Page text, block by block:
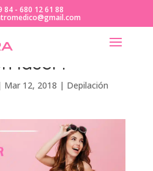
84 - 680 12 61 88
para
láser?
Mar 12, 2018 | Depilación